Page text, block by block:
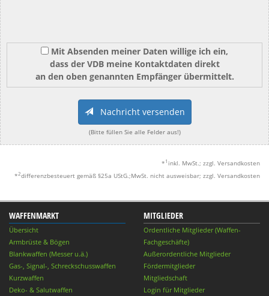
Mit Absenden meiner Daten willige ich ein,
dass der VDB meine Kontaktdaten direkt
an den oben genannten Empfänger übermittelt.
Nachricht versenden
(Bitte füllen Sie alle Felder aus!)
* 1 inkl. MwSt.; zzgl. Versandkosten
*2differenzbesteuert gemäß §25a UStG.;MwSt. nicht ausweisbar; zzgl. Versandkosten
WAFFENMARKT
Übersicht
Armbrüste & Bögen
Blankwaffen (Messer u.ä.)
Gas-, Signal-, Schreckschusswaffen
Kurzwaffen
Deko- & Salutwaffen
MITGLIEDER
Ordentliche Mitglieder (Waffen-
Fachgeschäfte)
Außerordentliche Mitglieder
Fördermitglieder
Mitgliedschaft
Login für Mitglieder